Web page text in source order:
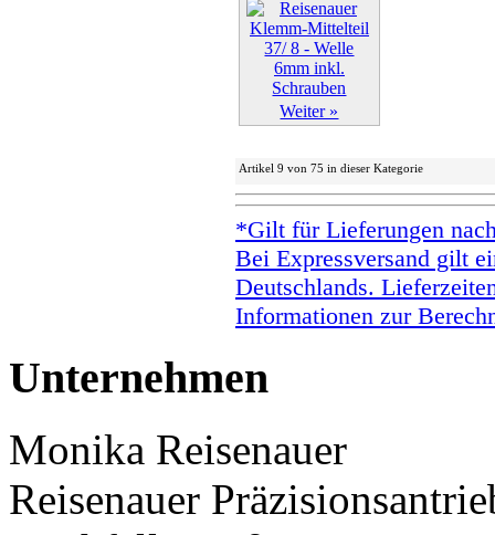
Weiter »
Artikel 9 von 75 in dieser Kategorie
*Gilt für Lieferungen
Bei Expressversand gilt
Deutschlands.
Informationen zur
Unternehmen
Monika Reisenauer
Reisenauer